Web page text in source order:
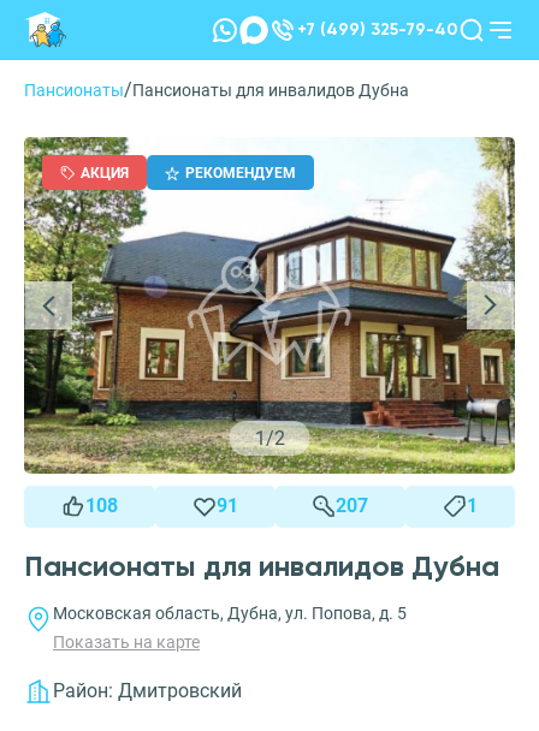
+7 (499) 325-79-40
Пансионаты/Пансионаты для инвалидов Дубна
1/2
АКЦИЯ РЕКОМЕНДУЕМ
108 91 207 1
Пансионаты для инвалидов Дубна
Московская область, Дубна, ул. Попова, д. 5
Показать на карте
Район: Дмитровский